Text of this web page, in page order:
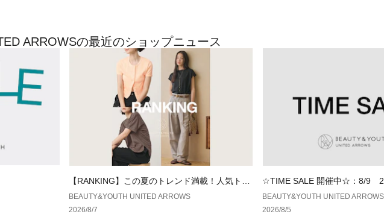
い”が、虹の架け橋のように世界へと届
※付属箱はアソートとなり、商品画像と
※商品を使用前に、タグ等に記載されて
上の注意書き」、「洗濯表示」を必ずご
※商品画像は、光の当たり具合やパソコ
境により、実際の色味と異なって見える
ARROWSの最近のショップニュース
【RANKING】この夏のトレンド満載！人気トッ
プス
BEAUTY&YOUTH UNITED ARROWS
2026/8/7
☆TIME SALE 開催中☆：8/9
BEAUTY&YOUTH UNITED ARROWS
2026/8/5